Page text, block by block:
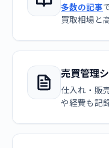
多数の記事
買取相場と
売買管理
仕入れ・販
や経費も記録